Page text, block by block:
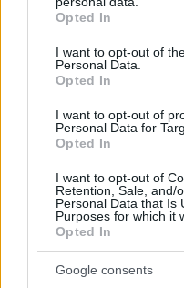
grant or deny consent to
use your data for below
consent section.
Opted In
I want to opt-out of
Personal Data.
Opted In
I want to opt-out of
Personal Data for
Opted In
I want to opt-out of
Retention, Sale, and/
Personal Data that Is
Purposes for which it
Opted In
Google consents
«Αυτό το ψυχρό κτήνος, ο
ανθρώπους στον τάφο»:
Ακρίτα με φωτογραφία
16.06.2026, 18:50